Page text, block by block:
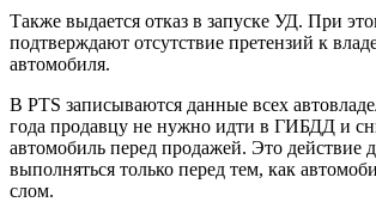
Также выдается отказ в запуске УД. При
подтверждают отсутствие претензий к
автомобиля.
В PTS записываются данные всех
года продавцу не нужно идти в ГИБДД и
автомобиль перед продажей. Это действие
выполняться только перед тем, как
слом.